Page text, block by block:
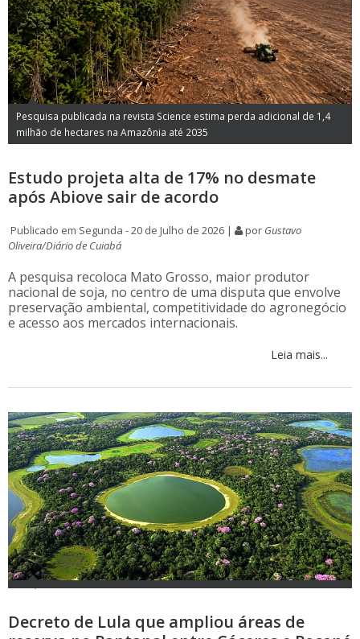
Pesquisa publicada na revista Science estima perda adicional de 1,4
milhão de hectares na Amazônia até 2035
Estudo projeta alta de 17% no desmate
após Abiove sair de acordo
Publicado em Segunda - 20 de Julho de 2026 | por Gustavo
Oliveira/Diário de Cuiabá
A pesquisa recoloca Mato Grosso, maior produtor
nacional de soja, no centro de uma disputa que envolve
preservação ambiental, competitividade do agronegócio
e acesso aos mercados internacionais.
Leia mais...
Decreto de Lula que ampliou áreas de